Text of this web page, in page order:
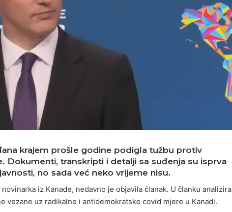
krajem prošle godine podigla tužbu protiv
Dokumenti, transkripti i detalji sa suđenja su isprva
no sada već neko vrijeme nisu.
novinarka iz Kanade, nedavno je objavila članak. U članku analizira
vezane uz radikalne i antidemokratske covid mjere u Kanadi.